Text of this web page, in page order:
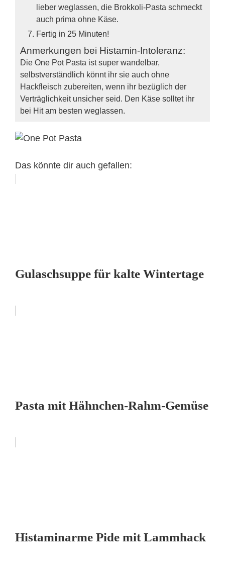
lieber weglassen, die Brokkoli-Pasta schmeckt
auch prima ohne Käse.
Fertig in 25 Minuten!
Anmerkungen bei Histamin-Intoleranz:
Die One Pot Pasta ist super wandelbar,
selbstverständlich könnt ihr sie auch ohne
Hackfleisch zubereiten, wenn ihr bezüglich der
Verträglichkeit unsicher seid. Den Käse solltet ihr
bei Hit am besten weglassen.
Das könnte dir auch gefallen:
Gulaschsuppe für kalte Wintertage
Pasta mit Hähnchen-Rahm-Gemüse
Histaminarme Pide mit Lammhack